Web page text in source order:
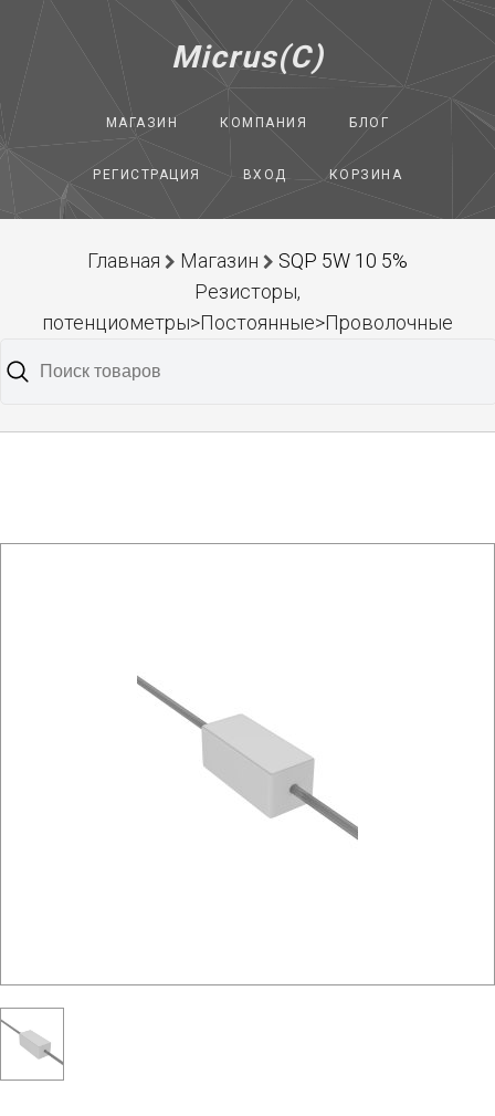
Micrus(C)
МАГАЗИН КОМПАНИЯ БЛОГ
РЕГИСТРАЦИЯ ВХОД КОРЗИНА
Главная Магазин
SQP 5W 10 5%
Резисторы,
потенциометры>Постоянные>Проволочные